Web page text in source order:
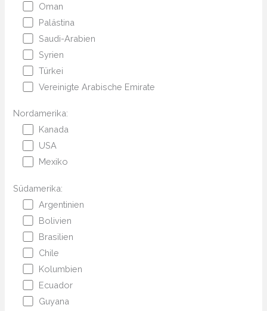
Oman
Palästina
Saudi-Arabien
Syrien
Türkei
Vereinigte Arabische Emirate
Nordamerika:
Kanada
USA
Mexiko
Südamerika:
Argentinien
Bolivien
Brasilien
Chile
Kolumbien
Ecuador
Guyana